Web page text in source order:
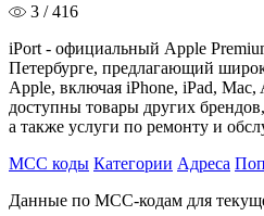
3 / 416
iPort - официальный Apple
Петербурге, предлагающий
Apple, включая iPhone, iPad,
доступны товары других
а также услуги по ремонту и
MCC коды Категории Адреса
Данные по MCC-кодам для